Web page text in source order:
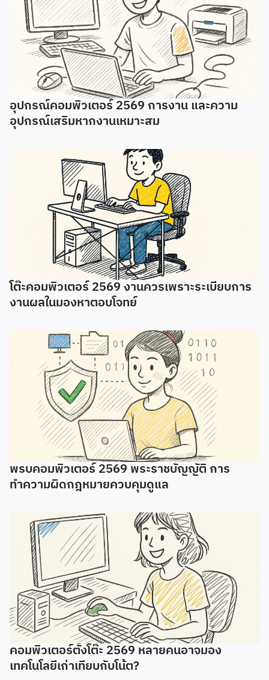
อุปกรณ์คอมพิวเตอร์ 2569 การงาน และความ
อุปกรณ์เสริมหากงานเหมาะสม
โต๊ะคอมพิวเตอร์ 2569 งานควรเพราะระเบียบการ
งานผลในมองหาตอบโจทย์
พรบคอมพิวเตอร์ 2569 พระราชบัญญัติ การ
ทำความผิดกฎหมายควบคุมดูแล
คอมพิวเตอร์ตั้งโต๊ะ 2569 หลายคนอาจมอง
เทคโนโลยีเก่าเทียบกับโน้ต?